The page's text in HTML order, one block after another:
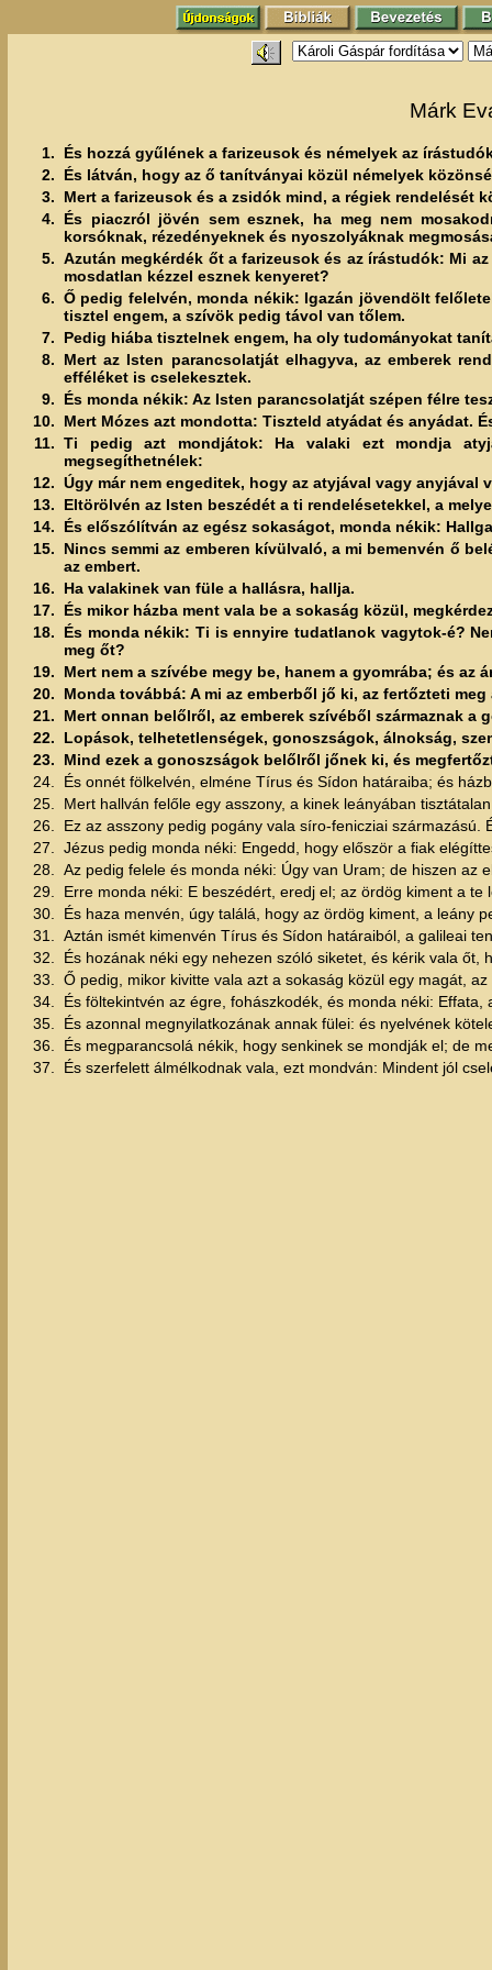
Márk
1.
És hozzá gyűlének a farizeusok és némelyek az
2.
És látván, hogy az ő tanítványai közül némelyek
3.
Mert a farizeusok és a zsidók mind, a régiek rendelését
4.
És piaczról jövén sem esznek, ha meg nem
korsóknak, rézedényeknek és nyoszolyáknak
5. Azután megkérdék őt a farizeusok és az írástudók: Mi
mosdatlan kézzel esznek kenyeret?
6. Ő pedig felelvén, monda nékik: Igazán jövendölt
tisztel engem, a szívök pedig távol van tőlem.
7.
Pedig hiába tisztelnek engem, ha oly tudományokat
8.
Mert az Isten parancsolatját elhagyva, az emberek
efféléket is cselekesztek.
9.
És monda nékik: Az Isten parancsolatját szépen félre
10.
Mert Mózes azt mondotta: Tiszteld atyádat és anyádat.
11. Ti pedig azt mondjátok: Ha valaki ezt mondja
megsegíthetnélek:
12. Úgy már nem engeditek, hogy az atyjával vagy anyjával
13.
Eltörölvén az Isten beszédét a ti rendelésetekkel, a
14.
És előszólítván az egész sokaságot, monda nékik:
15.
Nincs semmi az emberen kívülvaló, a mi bemenvén ő
az embert.
16.
Ha valakinek van füle a hallásra, hallja.
17.
És mikor házba ment vala be a sokaság közül,
18.
És monda nékik: Ti is ennyire tudatlanok vagytok-é?
meg őt?
19.
Mert nem a szívébe megy be, hanem a gyomrába; és
20.
Monda továbbá: A mi az emberből jő ki, az fertőzteti meg
21.
Mert onnan belőlről, az emberek szívéből származnak
22.
Lopások, telhetetlenségek, gonoszságok, álnokság,
23.
Mind ezek a gonoszságok belőlről jőnek ki, és
24.
És onnét fölkelvén, elméne Tírus és Sídon határaiba; és
25.
Mert hallván felőle egy asszony, a kinek leányában
26.
Ez az asszony pedig pogány vala síro-fenicziai
27.
Jézus pedig monda néki: Engedd, hogy először a fiak
28.
Az pedig felele és monda néki: Úgy van Uram; de hiszen az
29.
Erre monda néki: E beszédért, eredj el; az ördög kiment a te
30.
És haza menvén, úgy találá, hogy az ördög kiment, a leány
31.
Aztán ismét kimenvén Tírus és Sídon határaiból, a galileai
32.
És hozának néki egy nehezen szóló siketet, és kérik vala őt,
33.
Ő pedig, mikor kivitte vala azt a sokaság közül egy magát,
34.
És föltekintvén az égre, fohászkodék, és monda néki: Effata,
35.
És azonnal megnyilatkozának annak fülei: és nyelvének
36.
És megparancsolá nékik, hogy senkinek se mondják el; de
37.
És szerfelett álmélkodnak vala, ezt mondván: Mindent jól